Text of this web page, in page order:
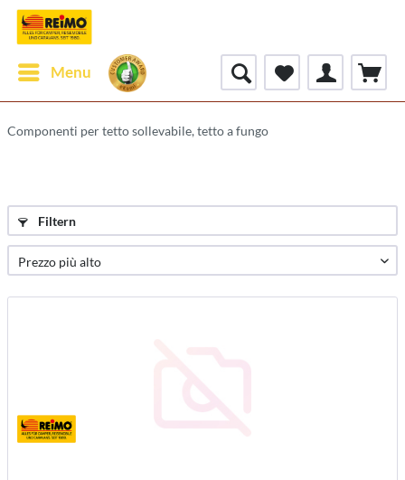
Menu
Componenti per tetto sollevabile, tetto a fungo
Filtern